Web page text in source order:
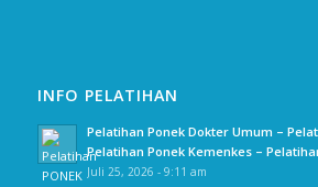
INFO PELATIHAN
Pelatihan Ponek Dokter Umum –
Pelatihan Ponek Kemenkes –
Juli 25, 2026 - 9:11 am